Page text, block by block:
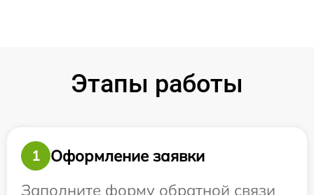
Этапы работы
1
Оформление заявки
Заполните форму обратной связи